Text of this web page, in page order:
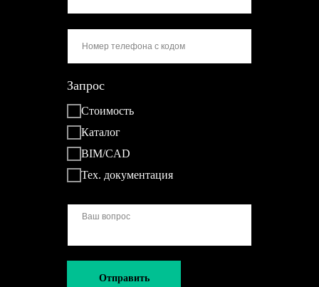
Запрос
Стоимость
Каталог
BIM/CAD
Тех. документация
Отправить